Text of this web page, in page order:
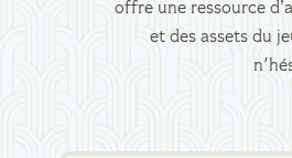
offre une ressource
et des assets du